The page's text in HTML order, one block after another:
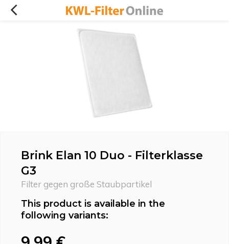
Brink Elan 10 Duo - Filterklasse
G3
Filter gegen große Staubpartikel
This product is available in the
following variants: